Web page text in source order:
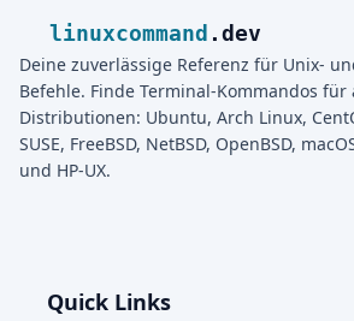
linuxcommand .dev
Deine zuverlässige Referenz für Unix-
Befehle. Finde Terminal-Kommandos
Distributionen: Ubuntu, Arch Linux,
SUSE, FreeBSD, NetBSD, OpenBSD,
und HP-UX.
Quick Links